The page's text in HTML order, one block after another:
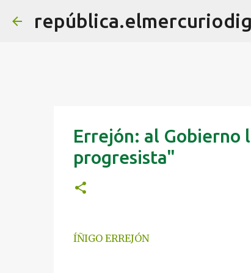
Errejón: al Gobierno
progresista"
ÍÑIGO ERREJÓN